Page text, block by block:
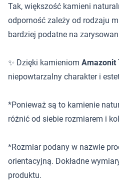
Tak, większość kamieni
odporność zależy od rodzaju
bardziej podatne na
✨ Dzięki kamieniom Amazonit
niepowtarzalny charakter i
*Ponieważ są to kamienie
różnić od siebie rozmiarem i
*Rozmiar podany w nazwie
orientacyjną. Dokładne
produktu.